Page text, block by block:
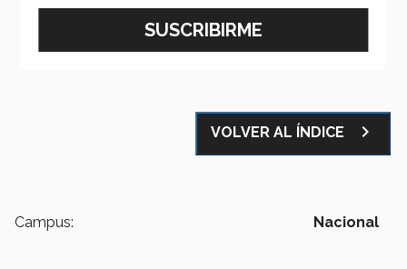
WhatsApp
LinkedIn
Email
VOLVER AL ÍNDICE navigate_next
Campus: Nacional